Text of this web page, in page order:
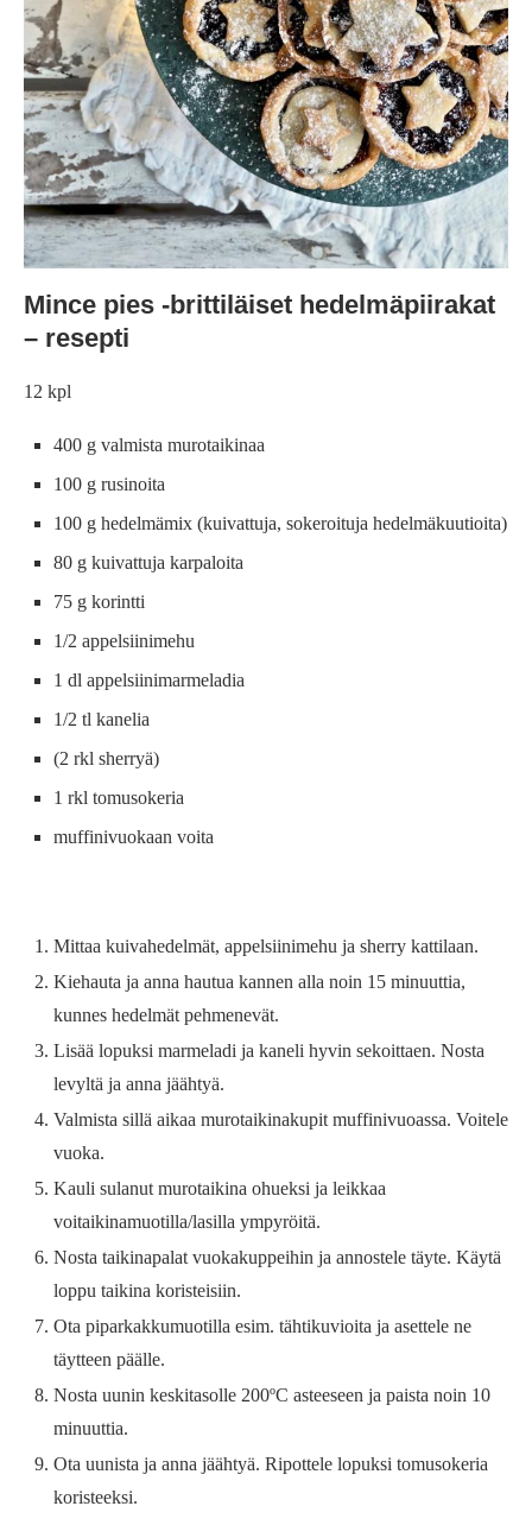
Mince pies -brittiläiset hedelmäpiirakat
– resepti
12 kpl
400 g valmista murotaikinaa
100 g rusinoita
100 g hedelmämix (kuivattuja, sokeroituja hedelmäkuutioita)
80 g kuivattuja karpaloita
75 g korintti
1/2 appelsiinimehu
1 dl appelsiinimarmeladia
1/2 tl kanelia
(2 rkl sherryä)
1 rkl tomusokeria
muffinivuokaan voita
Mittaa kuivahedelmät, appelsiinimehu ja sherry kattilaan.
Kiehauta ja anna hautua kannen alla noin 15 minuuttia,
kunnes hedelmät pehmenevät.
Lisää lopuksi marmeladi ja kaneli hyvin sekoittaen. Nosta
levyltä ja anna jäähtyä.
Valmista sillä aikaa murotaikinakupit muffinivuoassa. Voitele
vuoka.
Kauli sulanut murotaikina ohueksi ja leikkaa
voitaikinamuotilla/lasilla ympyröitä.
Nosta taikinapalat vuokakuppeihin ja annostele täyte. Käytä
loppu taikina koristeisiin.
Ota piparkakkumuotilla esim. tähtikuvioita ja asettele ne
täytteen päälle.
Nosta uunin keskitasolle 200ºC asteeseen ja paista noin 10
minuuttia.
Ota uunista ja anna jäähtyä. Ripottele lopuksi tomusokeria
koristeeksi.